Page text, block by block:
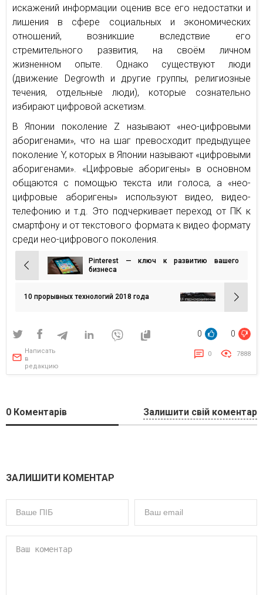
искажений информации оценив все его недостатки и
лишения в сфере социальных и экономических
отношений, возникшие вследствие его
стремительного развития, на своём личном
жизненном опыте. Однако существуют люди
(движение Degrowth и другие группы, религиозные
течения, отдельные люди), которые сознательно
избирают цифровой аскетизм.
В Японии поколение Z называют «нео-цифровыми
аборигенами», что на шаг превосходит предыдущее
поколение Y, которых в Японии называют «цифровыми
аборигенами». «Цифровые аборигены» в основном
общаются с помощью текста или голоса, а «нео-
цифровые аборигены» используют видео, видео-
телефонию и т.д. Это подчеркивает переход от ПК к
смартфону и от текстового формата к видео формату
среди нео-цифрового поколения.
Навигация
по
записям
Pinterest — ключ к развитию вашего
бизнеса
10 прорывных технологий 2018 года
0 0
Написать
в
редакцию
0 7888
0 Коментарів Залишити свій коментар
ЗАЛИШИТИ КОМЕНТАР